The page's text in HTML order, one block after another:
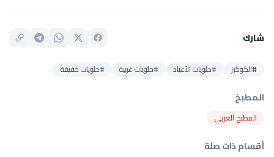
شارك
#الكوكيز #حلويات الأعياد #حلويات غربية #حلويات خفيفة
المطبخ
المطبخ الغربي
أقسام ذات صلة